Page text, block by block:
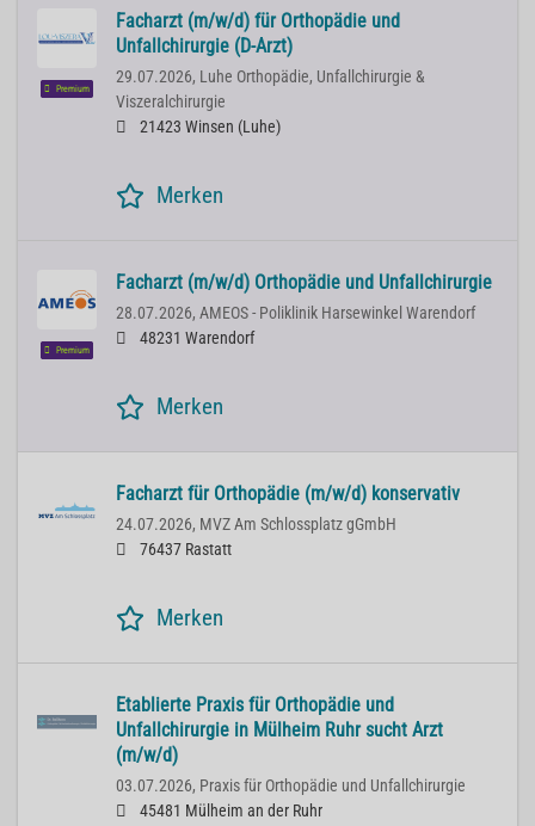
Premium
Facharzt (m/w/d) für Orthopädie und
Unfallchirurgie (D-Arzt)
29.07.2026, Luhe Orthopädie, Unfallchirurgie &
Viszeralchirurgie
21423 Winsen (Luhe)
Merken
Premium
Facharzt (m/w/d) Orthopädie und Unfallchirurgie
28.07.2026, AMEOS - Poliklinik Harsewinkel Warendorf
48231 Warendorf
Merken
Facharzt für Orthopädie (m/w/d) konservativ
24.07.2026, MVZ Am Schlossplatz gGmbH
76437 Rastatt
Merken
Etablierte Praxis für Orthopädie und
Unfallchirurgie in Mülheim Ruhr sucht Arzt
(m/w/d)
03.07.2026, Praxis für Orthopädie und Unfallchirurgie
45481 Mülheim an der Ruhr